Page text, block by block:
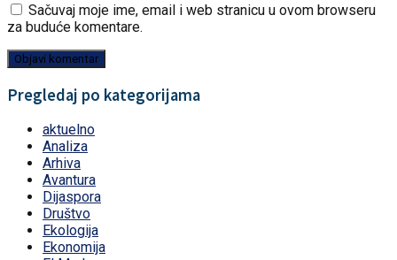
Sačuvaj moje ime, email i web stranicu u ovom browseru
za buduće komentare.
Pregledaj po kategorijama
aktuelno
Analiza
Arhiva
Avantura
Dijaspora
Društvo
Ekologija
Ekonomija